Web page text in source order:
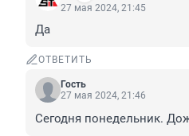
27 мая 2024, 21:45
Да
ОТВЕТИТЬ
Гость
27 мая 2024, 21:46
Сегодня понедельник.